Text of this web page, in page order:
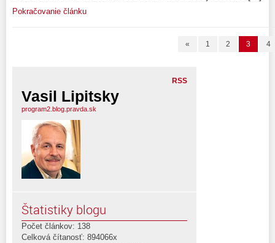
Pokračovanie článku
« 1 2 3 4
RSS
Vasil Lipitsky
program2.blog.pravda.sk
Štatistiky blogu
Počet článkov: 138
Celková čítanosť: 894066x